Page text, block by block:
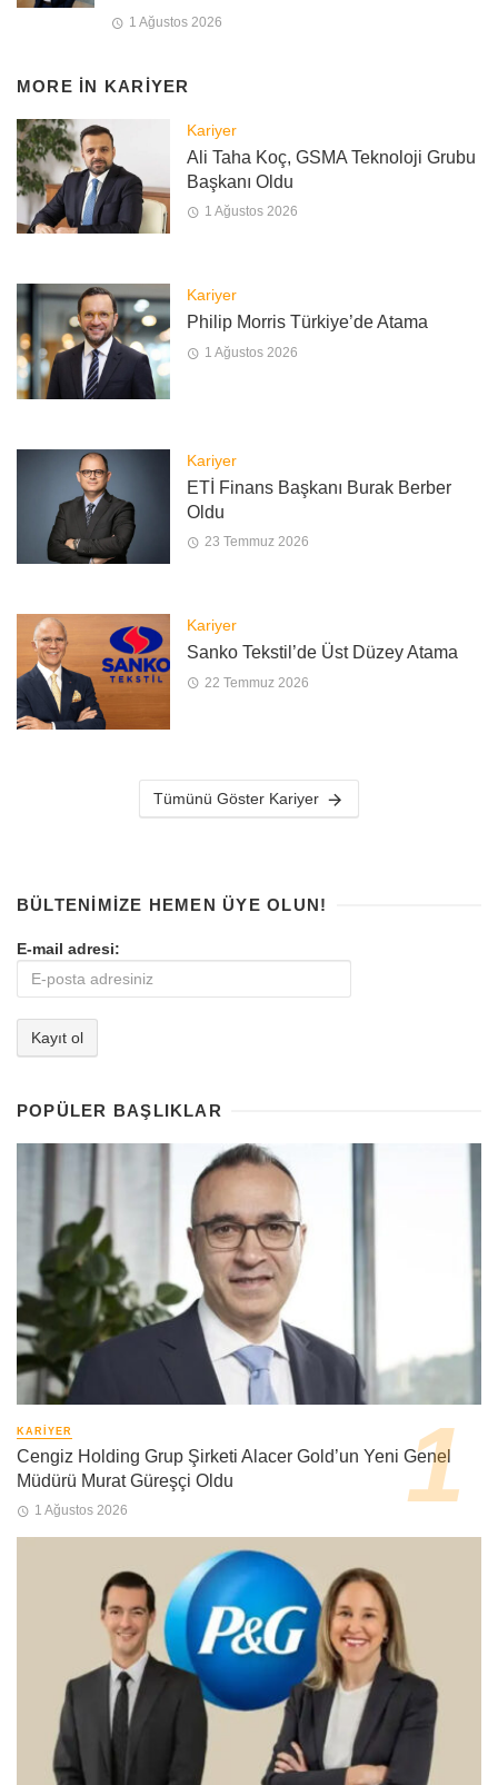
1 Ağustos 2026
MORE IN KARIYER
Kariyer
Ali Taha Koç, GSMA Teknoloji Grubu
Başkanı Oldu
1 Ağustos 2026
Kariyer
Philip Morris Türkiye’de Atama
1 Ağustos 2026
Kariyer
ETİ Finans Başkanı Burak Berber
Oldu
23 Temmuz 2026
Kariyer
Sanko Tekstil’de Üst Düzey Atama
22 Temmuz 2026
Tümünü Göster Kariyer
BÜLTENIMIZE HEMEN ÜYE OLUN!
E-mail adresi:
POPÜLER BAŞLIKLAR
KARIYER
Cengiz Holding Grup Şirketi Alacer Gold’un Yeni Genel
Müdürü Murat Güreşçi Oldu
1 Ağustos 2026